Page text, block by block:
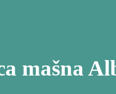
mašna